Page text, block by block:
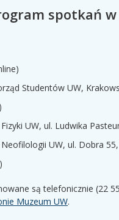
spotkań
Studentów UW,
UW, ul. Ludwika
UW, ul. Dobra
są telefonicznie (22
Muzeum UW.